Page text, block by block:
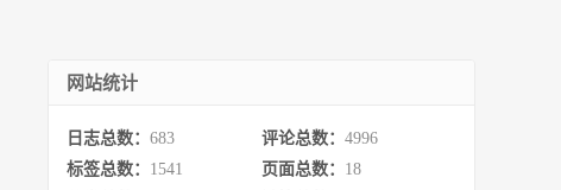
网站统计
日志总数： 683 评论总数： 4996
标签总数： 1541 页面总数： 18